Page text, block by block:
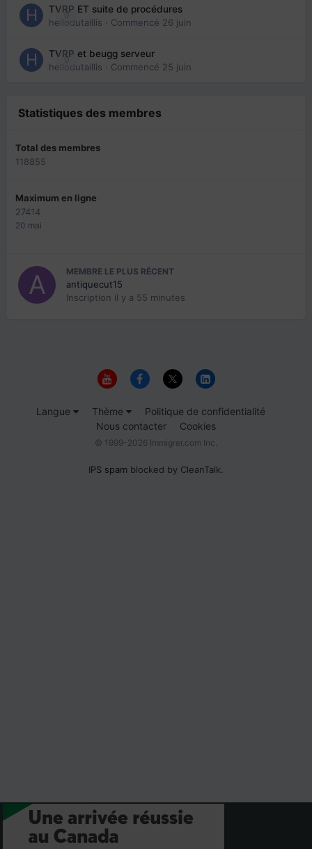
0
TVRP ET suite de procédures
hellodutaillis · Commencé 26 juin
0
TVRP et beugg serveur
hellodutaillis · Commencé 25 juin
Statistiques des membres
Total des membres
118855
Maximum en ligne
27414
20 mai
MEMBRE LE PLUS RÉCENT
antiquecut15
Inscription il y a 55 minutes
Langue Thème
Politique de confidentialité
Nous contacter
Cookies
© 1999-2026 Immigrer.com Inc.
IPS spam blocked by CleanTalk.